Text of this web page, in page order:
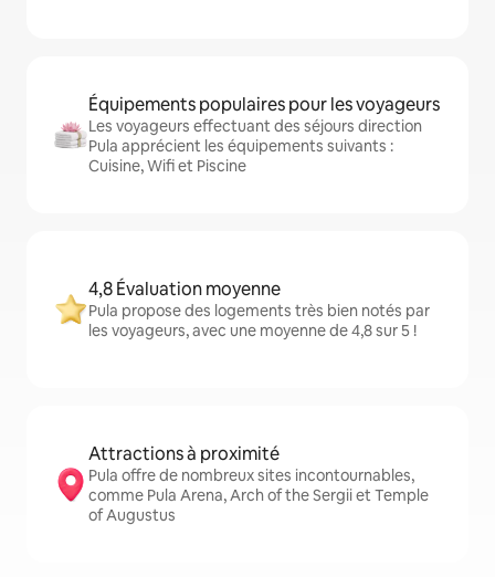
Équipements populaires pour les voyageurs
Les voyageurs effectuant des séjours direction
Pula apprécient les équipements suivants :
Cuisine, Wifi et Piscine
4,8 Évaluation moyenne
Pula propose des logements très bien notés par
les voyageurs, avec une moyenne de 4,8 sur 5 !
Attractions à proximité
Pula offre de nombreux sites incontournables,
comme Pula Arena, Arch of the Sergii et Temple
of Augustus